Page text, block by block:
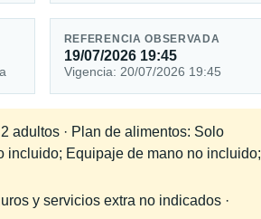
REFERENCIA OBSERVADA
19/07/2026 19:45
Vigencia: 20/07/2026 19:45
adultos · Plan de alimentos: Solo
incluido; Equipaje de mano no incluido;
y servicios extra no indicados ·